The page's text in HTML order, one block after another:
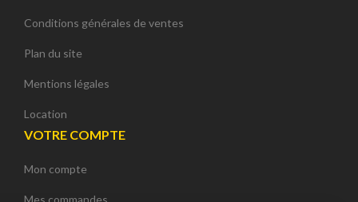
Conditions générales de ventes
Plan du site
Mentions légales
Location
VOTRE COMPTE
Mon compte
Mes commandes